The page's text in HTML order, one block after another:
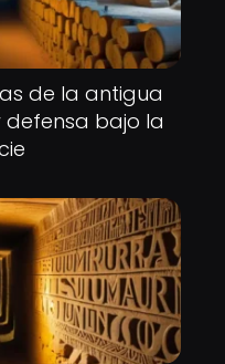
de la antigua
bajo la